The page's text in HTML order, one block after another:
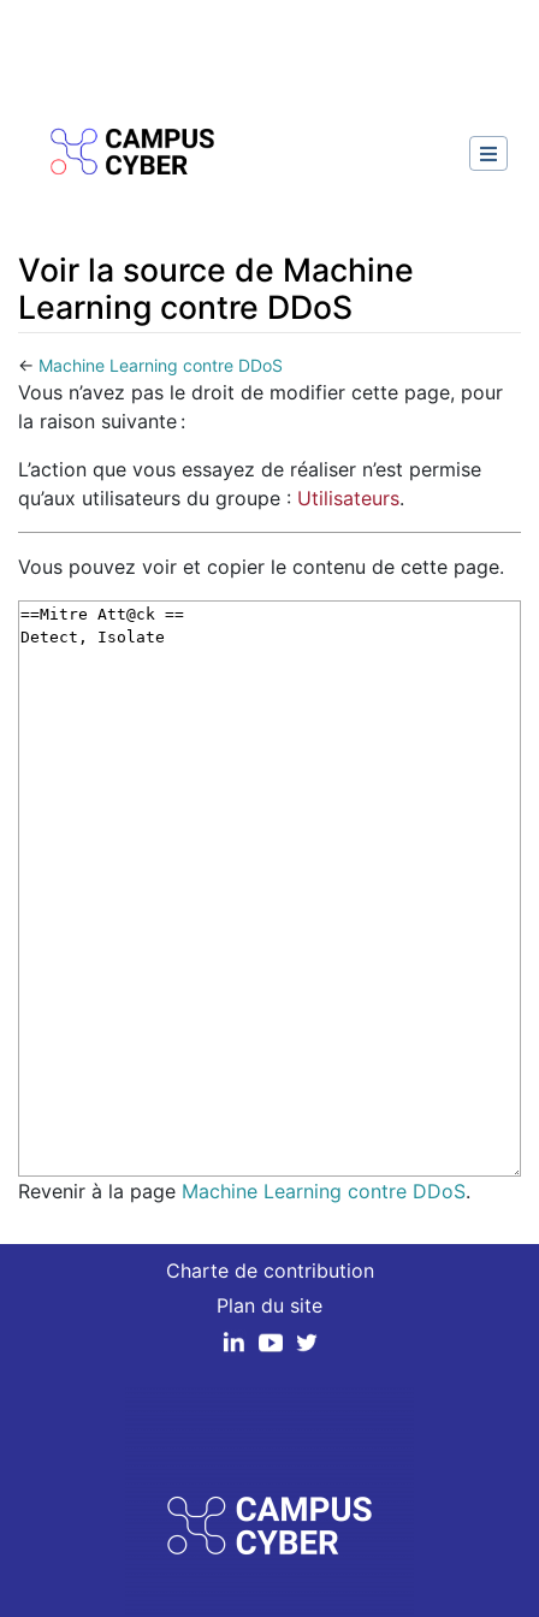
Voir la source de Machine
Learning contre DDoS
← Machine Learning contre DDoS
Aller à :navigation, rechercher
Vous n’avez pas le droit de modifier cette page, pour
la raison suivante :
L’action que vous essayez de réaliser n’est permise
qu’aux utilisateurs du groupe : Utilisateurs.
Vous pouvez voir et copier le contenu de cette page.
Revenir à la page Machine Learning contre DDoS.
Charte de contribution
Plan du site